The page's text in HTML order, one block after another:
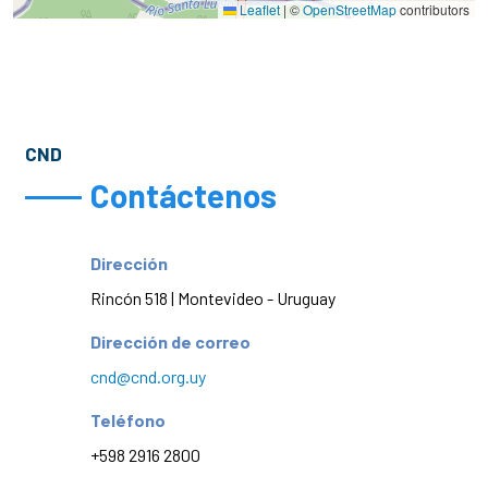
Leaflet | ©OpenStreetMapcontributors
CND
Contáctenos
Dirección
Rincón 518 | Montevideo - Uruguay
Dirección de correo
cnd@cnd.org.uy
Teléfono
+598 2916 2800